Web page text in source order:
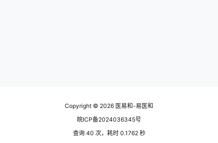
Copyright © 2026 医易和-易医和
皖ICP备2024036345号
查询 40 次，耗时 0.1762 秒